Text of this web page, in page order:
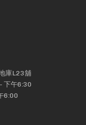
庫L23舖
下午6:30
6:00